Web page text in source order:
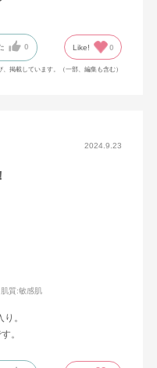
0 Like! 0
掲載しています。（一部、編集も含む）
2024.9.23
肌質:敏感肌
。
。